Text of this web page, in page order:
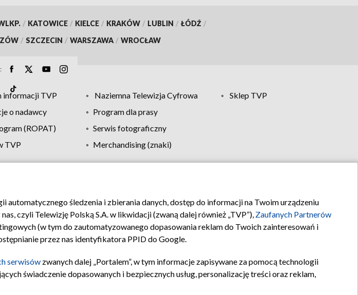
/ KATOWICE / KIELCE / KRAKÓW / LUBLIN / ŁÓDŹ /
/ SZCZECIN / WARSZAWA / WROCŁAW
informacji TVP Naziemna Telewizja Cyfrowa
Sklep TVP
o nadawcy
Program dla prasy
(ROPAT)
Serwis fotograficzny
TVP
Merchandising (znaki)
zgody Pomoc Biuro reklamy Kontakt
śledzenia i zbierania danych, dostęp do informacji na Twoim urządzeniu
czyli Telewizję Polską S.A. w likwidacji (zwaną dalej również „TVP”), Zaufanych Partnerów
(w tym do zautomatyzowanego dopasowania reklam do Twoich zainteresowań i
przez nas identyfikatora PPID do Google.
serwisów zwanych dalej „Portalem”, w tym informacje zapisywane za pomocą technologii
świadczenie dopasowanych i bezpiecznych usług, personalizację treści oraz reklam,